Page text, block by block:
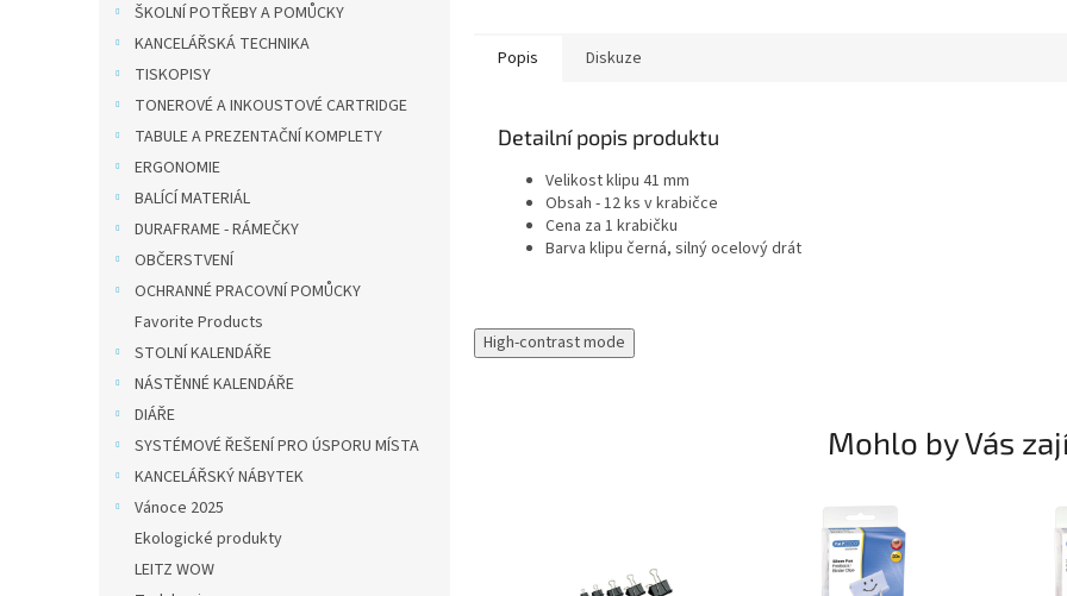
ŠKOLNÍ POTŘEBY A POMŮCKY
KANCELÁŘSKÁ TECHNIKA
TISKOPISY
TONEROVÉ A INKOUSTOVÉ CARTRIDGE
TABULE A PREZENTAČNÍ KOMPLETY
ERGONOMIE
BALÍCÍ MATERIÁL
DURAFRAME - RÁMEČKY
OBČERSTVENÍ
OCHRANNÉ PRACOVNÍ POMŮCKY
Favorite Products
STOLNÍ KALENDÁŘE
NÁSTĚNNÉ KALENDÁŘE
DIÁŘE
SYSTÉMOVÉ ŘEŠENÍ PRO ÚSPORU MÍSTA
KANCELÁŘSKÝ NÁBYTEK
Vánoce 2025
Ekologické produkty
LEITZ WOW
Popis Diskuze
Detailní popis produktu
Velikost klipu 41 mm
Obsah - 12 ks v krabičce
Cena za 1 krabičku
Barva klipu černá, silný ocelový drát
High-contrast mode
Mohlo by Vás